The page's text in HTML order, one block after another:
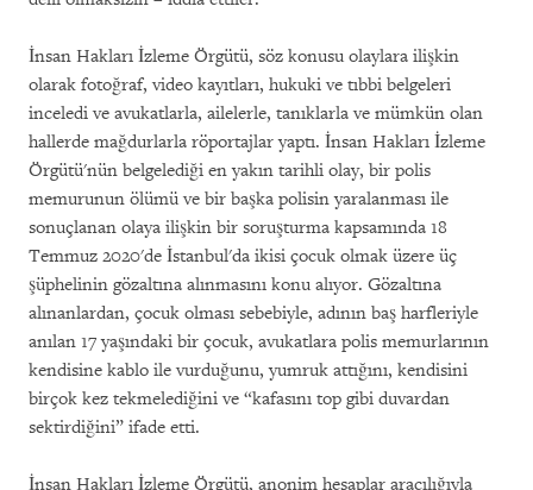
İnsan Hakları İzleme Örgütü, söz konusu olaylara ilişkin
olarak fotoğraf, video kayıtları, hukuki ve tıbbi belgeleri
inceledi ve avukatlarla, ailelerle, tanıklarla ve mümkün olan
hallerde mağdurlarla röportajlar yaptı. İnsan Hakları İzleme
Örgütü'nün belgelediği en yakın tarihli olay, bir polis
memurunun ölümü ve bir başka polisin yaralanması ile
sonuçlanan olaya ilişkin bir soruşturma kapsamında 18
Temmuz 2020'de İstanbul'da ikisi çocuk olmak üzere üç
şüphelinin gözaltına alınmasını konu alıyor. Gözaltına
alınanlardan, çocuk olması sebebiyle, adının baş harfleriyle
anılan 17 yaşındaki bir çocuk, avukatlara polis memurlarının
kendisine kablo ile vurduğunu, yumruk attığını, kendisini
birçok kez tekmelediğini ve “kafasını top gibi duvardan
sektirdiğini” ifade etti.
İnsan Hakları İzleme Örgütü, anonim hesaplar aracılığıyla